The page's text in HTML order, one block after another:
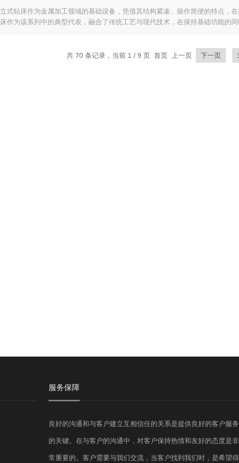
立式钻床作为金属加工领域的基础设备，凭借其结构紧凑、操作简便的特点，
床作为该系列中的典型代表，融合了传统工艺与现代技术，在保持基础功能的
共 70 条记录，当前 1 / 9 页 首页 上一页 下一页
服务保障
良好的沟通和与客户建立互相信任的关系是提供良好的客户服务
的关键。在与客户的沟通中，对客户保持热情和友好的态度是非
常重要的。客户需要与我们交流，当客户找到我们时，是希望得